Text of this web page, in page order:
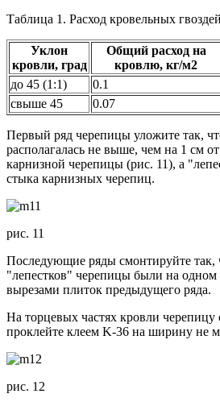
Таблица 1. Расход кровельных
Уклон
кровли, град
Общий расход на
кровлю, кг/м2
до 45 (1:1)
0.1
свыше 45
0.07
Первый ряд черепицы уложите так,
располагалась не выше, чем на 1 см
карнизной черепицы (рис. 11), а
стыка карнизных черепиц.
рис. 11
Последующие ряды смонтируйте
"лепестков" черепицы были на
вырезами плиток предыдущего ряда.
На торцевых частях кровли
проклейте клеем K-36 на ширину не
рис. 12